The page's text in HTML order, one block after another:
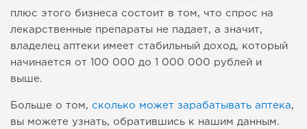
плюс этого бизнеса состоит в том, что спрос на
лекарственные препараты не падает, а значит,
владелец аптеки имеет стабильный доход, который
начинается от 100 000 до 1 000 000 рублей и
выше.
Больше о том, сколько может зарабатывать аптека,
вы можете узнать, обратившись к нашим данным.